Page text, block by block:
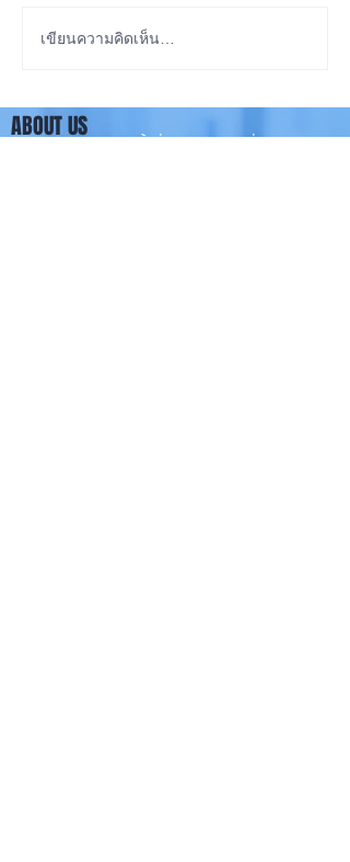
สุขภาพแบตลด เครื่องปกติ
เขียนความคิดเห็น…
iPhone iOS Thailand พื้นที่อัพเดทข่าวสารเกี่ยวกับ iPhone
ABOUT US